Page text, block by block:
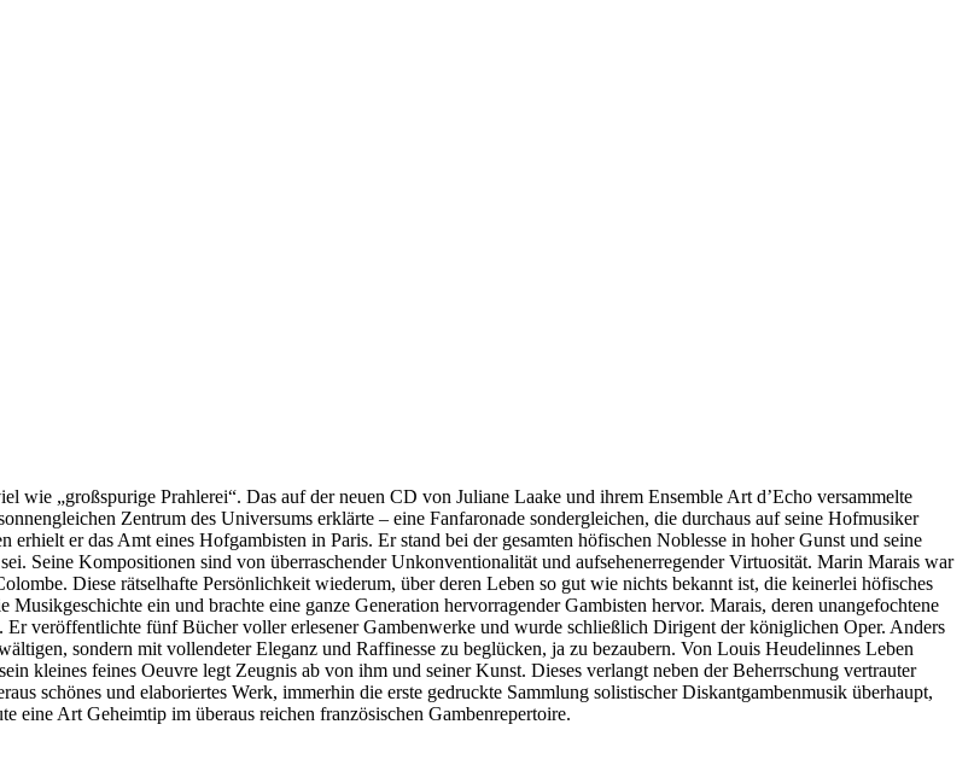
wie „großspurige Prahlerei“. Das auf der neuen CD von Juliane Laake und ihrem Ensemble Art d’Echo versammelte
Zentrum des Universums erklärte – eine Fanfaronade sondergleichen, die durchaus auf seine Hofmusiker
er das Amt eines Hofgambisten in Paris. Er stand bei der gesamten höfischen Noblesse in hoher Gunst und seine
Seine Kompositionen sind von überraschender Unkonventionalität und aufsehenerregender Virtuosität. Marin Marais war
Diese rätselhafte Persönlichkeit wiederum, über deren Leben so gut wie nichts bekannt ist, die keinerlei höfisches
ein und brachte eine ganze Generation hervorragender Gambisten hervor. Marais, deren unangefochtene
veröffentlichte fünf Bücher voller erlesener Gambenwerke und wurde schließlich Dirigent der königlichen Oper. Anders
sondern mit vollendeter Eleganz und Raffinesse zu beglücken, ja zu bezaubern. Von Louis Heudelinnes Leben
kleines feines Oeuvre legt Zeugnis ab von ihm und seiner Kunst. Dieses verlangt neben der Beherrschung vertrauter
schönes und elaboriertes Werk, immerhin die erste gedruckte Sammlung solistischer Diskantgambenmusik überhaupt,
eine Art Geheimtip im überaus reichen französischen Gambenrepertoire.